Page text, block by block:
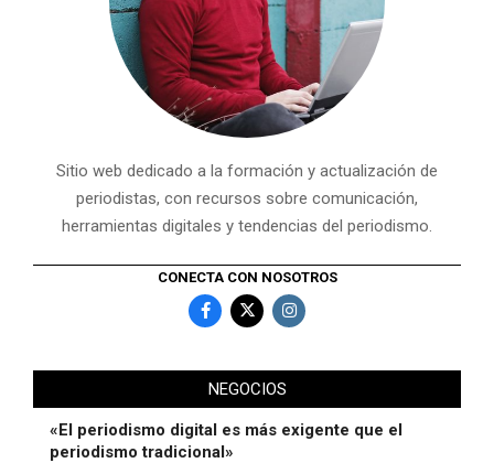
Sitio web dedicado a la formación y actualización de
periodistas, con recursos sobre comunicación,
herramientas digitales y tendencias del periodismo.
CONECTA CON NOSOTROS
NEGOCIOS
«El periodismo digital es más exigente que el
periodismo tradicional»